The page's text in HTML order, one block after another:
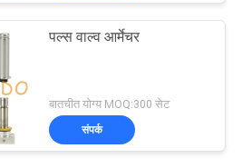
पल्स वाल्व आर्मेचर
बातचीत योग्य MOQ:300 सेट
संपर्क